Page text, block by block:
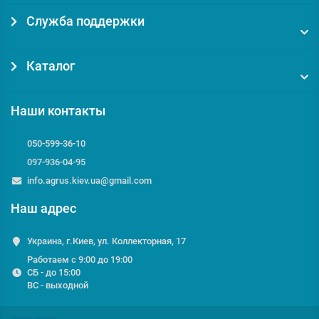
Служба поддержки
Каталог
Наши контакты
050-599-36-10
097-936-04-95
info.agrus.kiev.ua@gmail.com
Наш адрес
Украина, г.Киев, ул. Коллекторная, 17
Работаем с 9:00 до 19:00
СБ - до 15:00
ВС - выходной